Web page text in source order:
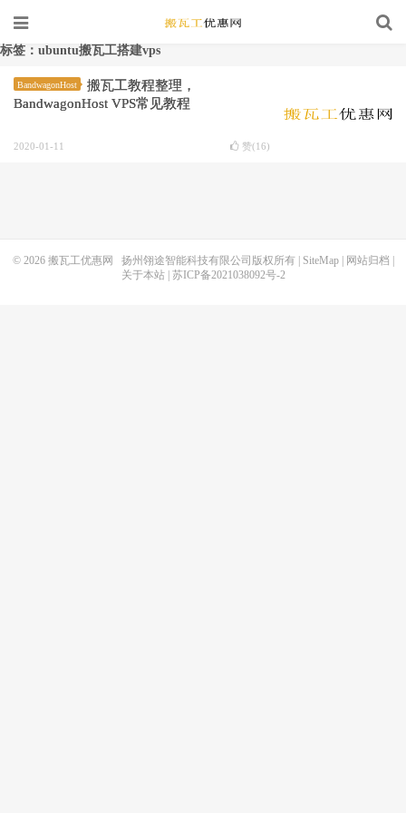
标签：ubuntu搬瓦工搭建vps
BandwagonHost
搬瓦工教程整理，
BandwagonHost VPS常见教程
2020-01-11 赞(16)
© 2026 搬瓦工优惠网 扬州翎途智能科技有限公司版权所有 | SiteMap| 网站归档
关于本站| 苏ICP备2021038092号-2